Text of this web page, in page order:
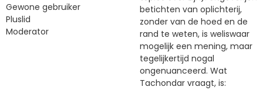
Gewone gebruiker
Pluslid
Moderator
betichten van oplichterij,
zonder van de hoed en de
rand te weten, is weliswaar
mogelijk een mening, maar
tegelijkertijd nogal
ongenuanceerd. Wat
Tachondar vraagt, is: